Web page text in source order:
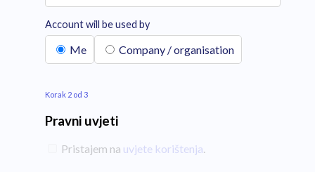
Account will be used by
Me Company / organisation
Korak 2 od 3
Pravni uvjeti
Pristajem na uvjete korištenja